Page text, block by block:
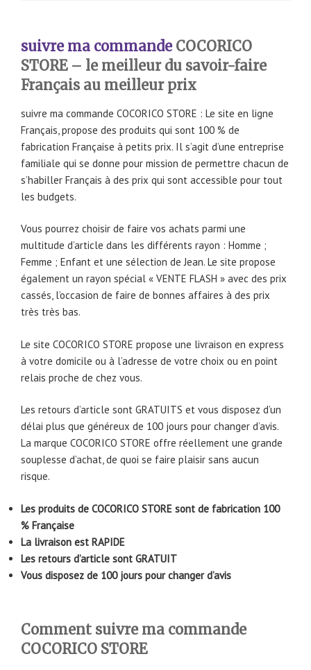
suivre ma commandeCOCORICO
STORE – le meilleur du savoir-faire
Français au meilleur prix
suivre ma commande COCORICO STORE : Le site en ligne
Français, propose des produits qui sont 100 % de
fabrication Française à petits prix. Il s’agit d’une entreprise
familiale qui se donne pour mission de permettre chacun de
s’habiller Français à des prix qui sont accessible pour tout
les budgets.
Vous pourrez choisir de faire vos achats parmi une
multitude d’article dans les différents rayon : Homme ;
Femme ; Enfant et une sélection de Jean. Le site propose
également un rayon spécial « VENTE FLASH » avec des prix
cassés, l’occasion de faire de bonnes affaires à des prix
très très bas.
Le site COCORICO STORE propose une livraison en express
à votre domicile ou à l’adresse de votre choix ou en point
relais proche de chez vous.
Les retours d’article sont GRATUITS et vous disposez d’un
délai plus que généreux de 100 jours pour changer d’avis.
La marque COCORICO STORE offre réellement une grande
souplesse d’achat, de quoi se faire plaisir sans aucun
risque.
Les produits de COCORICO STORE sont de fabrication 100
% Française
La livraison est RAPIDE
Les retours d’article sont GRATUIT
Vous disposez de 100 jours pour changer d’avis
Comment suivre ma commande
COCORICO STORE